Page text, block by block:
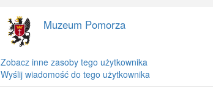
Muzeum Pomorza
Zobacz inne zasoby tego użytkownika
Wyślij wiadomość do tego użytkownika